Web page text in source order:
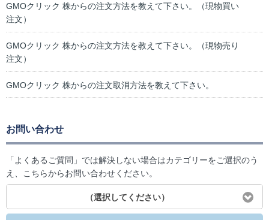
GMOクリック 株からの注文方法を教えて下さい。（現物買い
注文）
GMOクリック 株からの注文方法を教えて下さい。（現物売り
注文）
GMOクリック 株からの注文取消方法を教えて下さい。
お問い合わせ
「よくあるご質問」では解決しない場合はカテゴリーをご選択のう
え、こちらからお問い合わせください。
（選択してください）